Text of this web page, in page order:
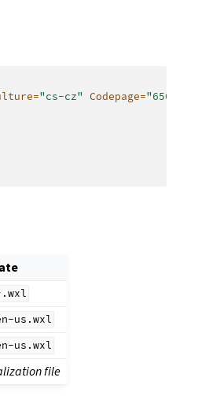
"cs-cz" Codepage="65001"
us.wxl
us.wxl
file